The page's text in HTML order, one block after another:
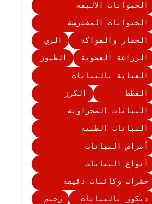
الحيوانات الأليفة
الحيوانات المفترسة
الخضار والفواكه
الري
الزراعة العضوية
الطيور
العناية بالنباتات
القطط
الكرز
النباتات الصحراوية
النباتات الطبية
أمراض النباتات
أنواع النباتات
حشرات وكائنات دقيقة
ديكور بالنباتات
رجيم